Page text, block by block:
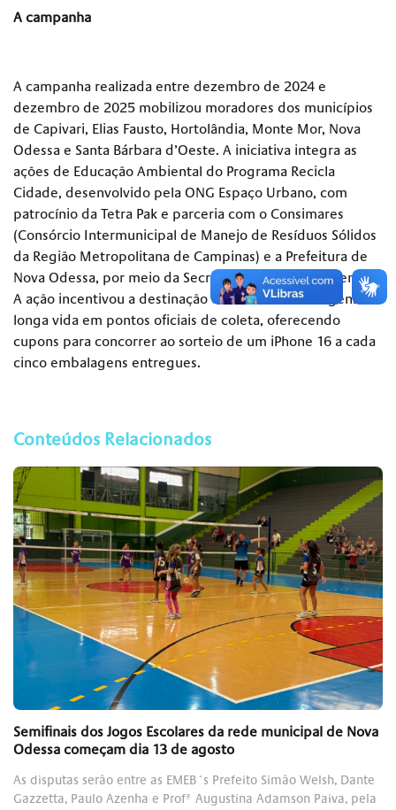
A campanha
A campanha realizada entre dezembro de 2024 e
dezembro de 2025 mobilizou moradores dos municípios
de Capivari, Elias Fausto, Hortolândia, Monte Mor, Nova
Odessa e Santa Bárbara d’Oeste. A iniciativa integra as
ações de Educação Ambiental do Programa Recicla
Cidade, desenvolvido pela ONG Espaço Urbano, com
patrocínio da Tetra Pak e parceria com o Consimares
(Consórcio Intermunicipal de Manejo de Resíduos Sólidos
da Região Metropolitana de Campinas) e a Prefeitura de
Nova Odessa, por meio da Secretaria de Meio Ambiente.
A ação incentivou a destinação correta de embalagens
longa vida em pontos oficiais de coleta, oferecendo
cupons para concorrer ao sorteio de um iPhone 16 a cada
cinco embalagens entregues.
Conteúdos Relacionados
Semifinais dos Jogos Escolares da rede municipal de Nova
Odessa começam dia 13 de agosto
As disputas serão entre as EMEB´s Prefeito Simão Welsh, Dante
Gazzetta, Paulo Azenha e Profª Augustina Adamson Paiva, pela